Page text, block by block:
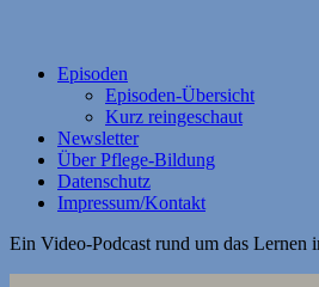
Episoden
Episoden-Übersicht
Kurz reingeschaut
Newsletter
Über Pflege-Bildung
Datenschutz
Impressum/Kontakt
Ein Video-Podcast rund um das Lernen